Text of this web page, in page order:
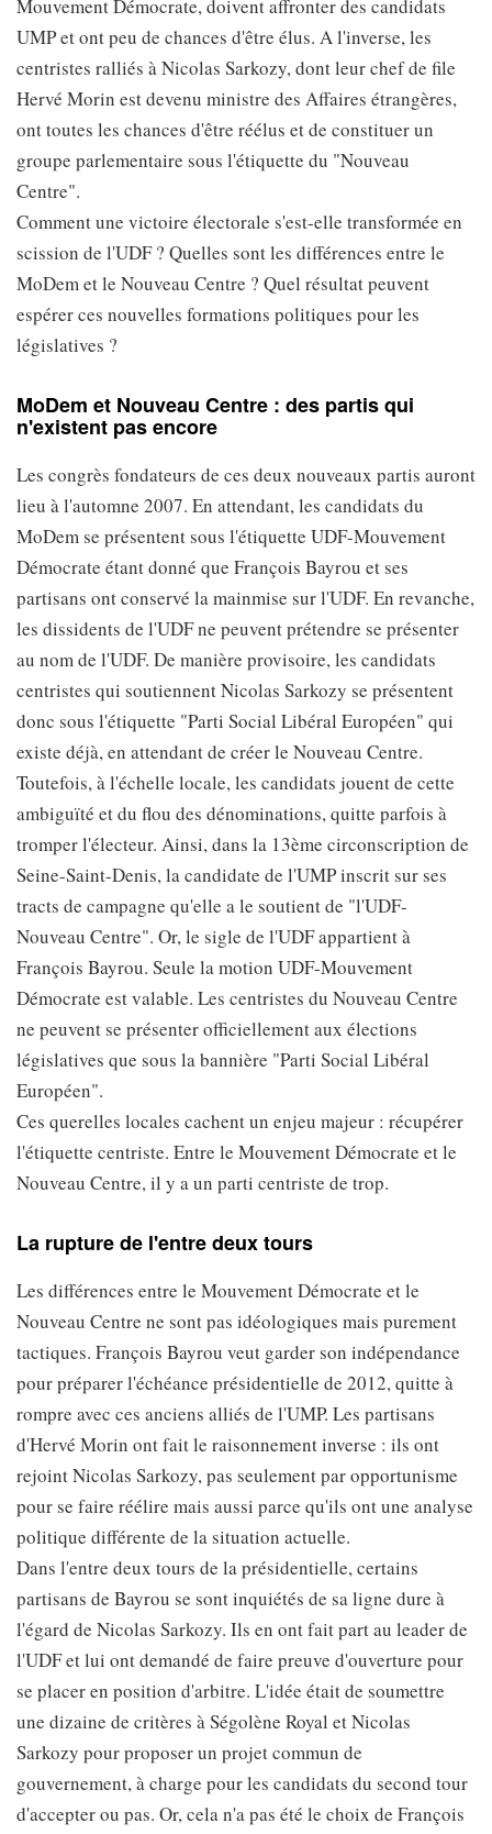
Mouvement Démocrate, doivent affronter des candidats
UMP et ont peu de chances d'être élus. A l'inverse, les
centristes ralliés à Nicolas Sarkozy, dont leur chef de file
Hervé Morin est devenu ministre des Affaires étrangères,
ont toutes les chances d'être réélus et de constituer un
groupe parlementaire sous l'étiquette du "Nouveau
Centre".
Comment une victoire électorale s'est-elle transformée en
scission de l'UDF ? Quelles sont les différences entre le
MoDem et le Nouveau Centre ? Quel résultat peuvent
espérer ces nouvelles formations politiques pour les
législatives ?
MoDem et Nouveau Centre : des partis qui
n'existent pas encore
Les congrès fondateurs de ces deux nouveaux partis auront
lieu à l'automne 2007. En attendant, les candidats du
MoDem se présentent sous l'étiquette UDF-Mouvement
Démocrate étant donné que François Bayrou et ses
partisans ont conservé la mainmise sur l'UDF. En revanche,
les dissidents de l'UDF ne peuvent prétendre se présenter
au nom de l'UDF. De manière provisoire, les candidats
centristes qui soutiennent Nicolas Sarkozy se présentent
donc sous l'étiquette "Parti Social Libéral Européen" qui
existe déjà, en attendant de créer le Nouveau Centre.
Toutefois, à l'échelle locale, les candidats jouent de cette
ambiguïté et du flou des dénominations, quitte parfois à
tromper l'électeur. Ainsi, dans la 13ème circonscription de
Seine-Saint-Denis, la candidate de l'UMP inscrit sur ses
tracts de campagne qu'elle a le soutient de "l'UDF-
Nouveau Centre". Or, le sigle de l'UDF appartient à
François Bayrou. Seule la motion UDF-Mouvement
Démocrate est valable. Les centristes du Nouveau Centre
ne peuvent se présenter officiellement aux élections
législatives que sous la bannière "Parti Social Libéral
Européen".
Ces querelles locales cachent un enjeu majeur : récupérer
l'étiquette centriste. Entre le Mouvement Démocrate et le
Nouveau Centre, il y a un parti centriste de trop.
La rupture de l'entre deux tours
Les différences entre le Mouvement Démocrate et le
Nouveau Centre ne sont pas idéologiques mais purement
tactiques. François Bayrou veut garder son indépendance
pour préparer l'échéance présidentielle de 2012, quitte à
rompre avec ces anciens alliés de l'UMP. Les partisans
d'Hervé Morin ont fait le raisonnement inverse : ils ont
rejoint Nicolas Sarkozy, pas seulement par opportunisme
pour se faire réélire mais aussi parce qu'ils ont une analyse
politique différente de la situation actuelle.
Dans l'entre deux tours de la présidentielle, certains
partisans de Bayrou se sont inquiétés de sa ligne dure à
l'égard de Nicolas Sarkozy. Ils en ont fait part au leader de
l'UDF et lui ont demandé de faire preuve d'ouverture pour
se placer en position d'arbitre. L'idée était de soumettre
une dizaine de critères à Ségolène Royal et Nicolas
Sarkozy pour proposer un projet commun de
gouvernement, à charge pour les candidats du second tour
d'accepter ou pas. Or, cela n'a pas été le choix de François